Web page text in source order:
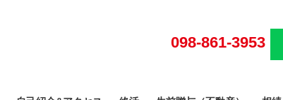
098-861-3953